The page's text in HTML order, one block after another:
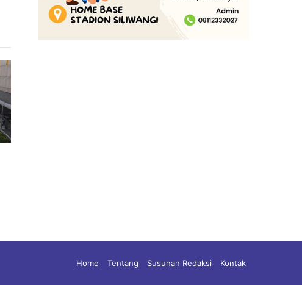
Home Tentang Susunan Redaksi Kontak